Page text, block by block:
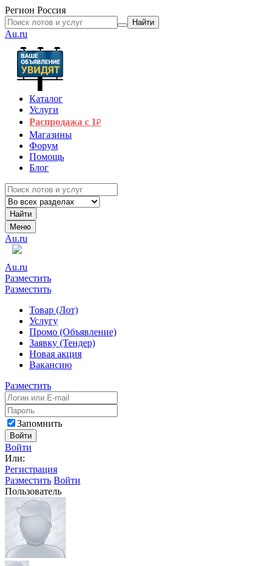
Регион Россия
Найти
Au.ru
Каталог
Услуги
Распродажа с 1₽
Магазины
Форум
Помощь
Блог
Найти
Меню
Au.ru
Au.ru
Разместить
Разместить
Товар (Лот)
Услугу
Промо (Объявление)
Заявку (Тендер)
Новая акция
Вакансию
Разместить
Запомнить
Войти
Войти
Или:
Регистрация
Разместить Войти
Пользователь